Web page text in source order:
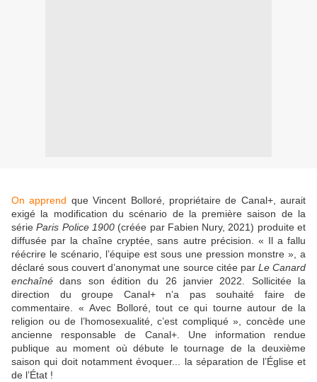
On apprend que Vincent Bolloré, propriétaire de Canal+, aurait
exigé la modification du scénario de la première saison de la
sérieParis Police 1900 (créée par Fabien Nury, 2021) produite et
diffusée par la chaîne cryptée,sans autre précision . « Il a fallu
réécrire le scénario, l’équipe est sous une pression monstre », a
déclaré sous couvert d’anonymat une source citée par Le Canard
enchaîné dans son édition du 26 janvier 2022. Sollicitée la
direction du groupe Canal+ n’a pas souhaité faire de
commentaire. « Avec Bolloré, tout ce qui tourne autour de la
religion ou de l’homosexualité, c’est compliqué », concède une
ancienne responsable de Canal+. Une information rendue
publique au moment où débute le tournage de la deuxième
saison qui doit notamment évoquer... la séparation de l’Église et
de l’État !